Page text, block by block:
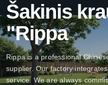
Šakinis
"Rippa
Rippa is a professional
supplier. Our factory
service. We are always